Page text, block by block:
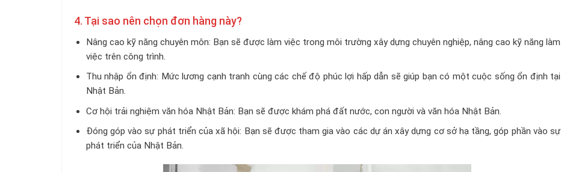
4. Tại sao nên chọn đơn hàng này?
Nâng cao kỹ năng chuyên môn: Bạn sẽ được làm việc trong môi trường xây dựng chuyên nghiệp, nâng cao kỹ năng làm
việc trên công trình.
Thu nhập ổn định: Mức lương cạnh tranh cùng các chế độ phúc lợi hấp dẫn sẽ giúp bạn có một cuộc sống ổn định tại
Nhật Bản.
Cơ hội trải nghiệm văn hóa Nhật Bản: Bạn sẽ được khám phá đất nước, con người và văn hóa Nhật Bản.
Đóng góp vào sự phát triển của xã hội: Bạn sẽ được tham gia vào các dự án xây dựng cơ sở hạ tầng, góp phần vào sự
phát triển của Nhật Bản.